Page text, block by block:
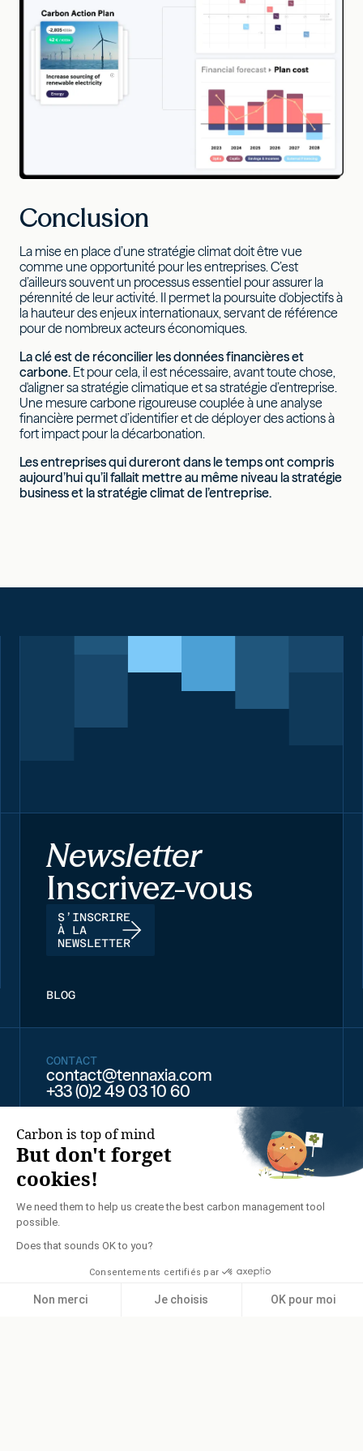
Conclusion
La mise en place d’une stratégie climat doit être vue
comme une opportunité pour les entreprises. C’est
d’ailleurs souvent un processus essentiel pour assurer la
pérennité de leur activité. Il permet la poursuite d'objectifs à
la hauteur des enjeux internationaux, servant de référence
pour de nombreux acteurs économiques.
La clé est de réconcilier les données financières et
carbone. Et pour cela, il est nécessaire, avant toute chose,
d'aligner sa stratégie climatique et sa stratégie d’entreprise.
Une mesure carbone rigoureuse couplée à une analyse
financière permet d’identifier et de déployer des actions à
fort impact pour la décarbonation.
Les entreprises qui dureront dans le temps ont compris
aujourd’hui qu’il fallait mettre au même niveau la stratégie
business et la stratégie climat de l’entreprise.
Newsletter
Inscrivez-vous
S’INSCRIRE
À LA
NEWSLETTER
BLOG
CONTACT
contact@tennaxia.com
+33 (0)2 49 03 10 60